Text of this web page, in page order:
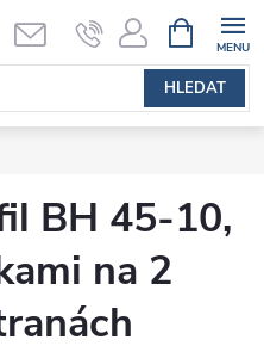
HLEDAT
NÁKUPNÍ
KOŠÍK
BH 45-10,
na 2